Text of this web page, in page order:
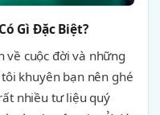
Gì Đặc Biệt?
về cuộc đời và những
khuyên bạn nên ghé
nhiều tư liệu quý